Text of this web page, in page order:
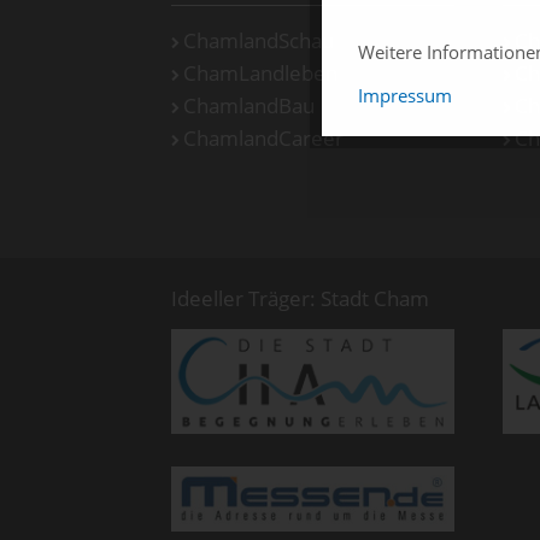
ChamlandCareer
Ideeller Träger: Stadt Cham
Weitere
Impressum